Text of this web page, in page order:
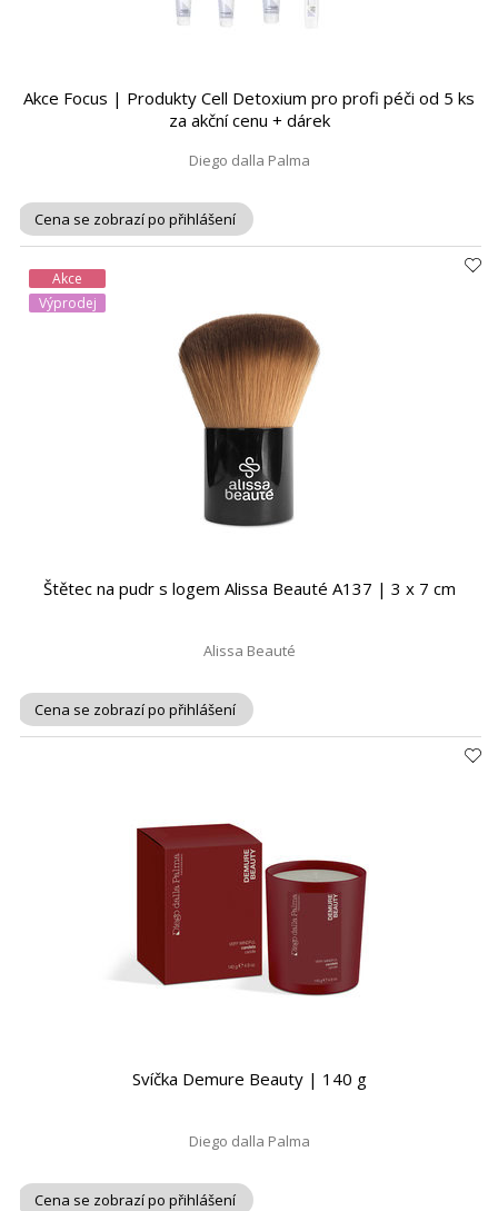
Akce Focus | Produkty Cell Detoxium pro profi péči od 5 ks
za akční cenu + dárek
Diego dalla Palma
Cena se zobrazí po přihlášení
Akce
Výprodej
Štětec na pudr s logem Alissa Beauté A137 | 3 x 7 cm
Alissa Beauté
Cena se zobrazí po přihlášení
Svíčka Demure Beauty | 140 g
Diego dalla Palma
Cena se zobrazí po přihlášení